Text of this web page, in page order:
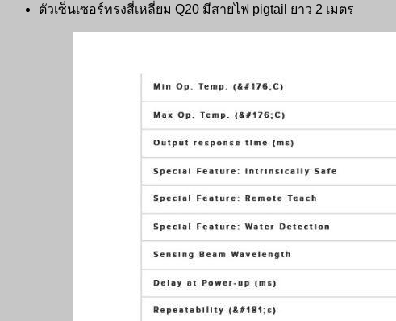
ตัวเซ็นเซอร์ทรงสี่เหลี่ยม Q20 มีสายไฟ pigtail ยาว 2 เมตร